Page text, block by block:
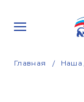
Главная Наша